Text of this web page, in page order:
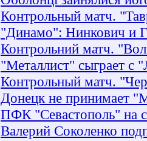
Контрольный матч.
"Динамо": Нинкович и
Контрольний матч.
"Металлист" сыграет с
Контрольный матч.
Донецк не принимает
ПФК "Севастополь" на
Валерий Соколенко